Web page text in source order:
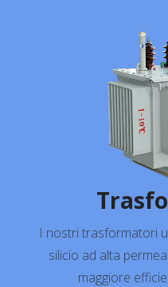
I nostri trasformatori
silicio ad alta
maggiore